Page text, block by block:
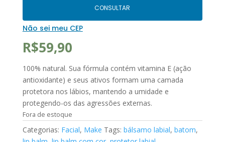
CONSULTAR
Não sei meu CEP
R$59,90
100% natural. Sua fórmula contém vitamina E (ação
antioxidante) e seus ativos formam uma camada
protetora nos lábios, mantendo a umidade e
protegendo-os das agressões externas.
Fora de estoque
Categorias: Facial, Make Tags: bálsamo labial, batom,